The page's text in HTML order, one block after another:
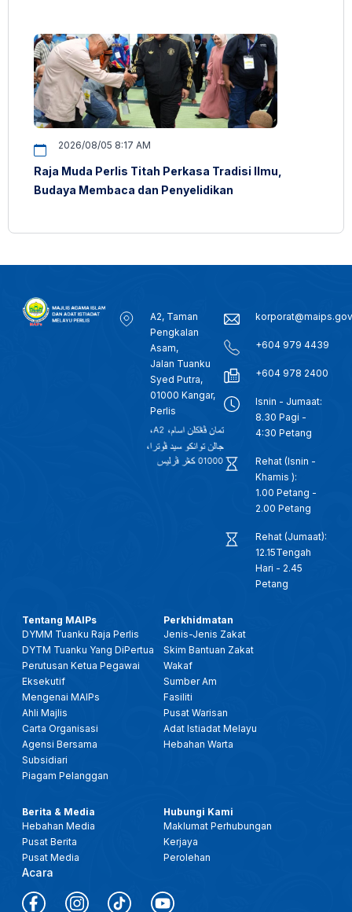
2026/08/05 8:17 AM
Raja Muda Perlis Titah Perkasa Tradisi Ilmu,
Budaya Membaca dan Penyelidikan
A2, Taman
Pengkalan
Asam,
Jalan Tuanku
Syed Putra,
01000 Kangar,
Perlis
+604 979 4439
+604 978 2400
Isnin - Jumaat:
8.30 Pagi -
4:30 Petang
Rehat (Isnin -
Khamis ):
1.00 Petang -
2.00 Petang
Rehat (Jumaat):
12.15Tengah
Hari - 2.45
Petang
Tentang MAIPs
DYMM Tuanku Raja Perlis
DYTM Tuanku Yang DiPertua
Perutusan Ketua Pegawai
Eksekutif
Mengenai MAIPs
Ahli Majlis
Carta Organisasi
Agensi Bersama
Subsidiari
Piagam Pelanggan
Perkhidmatan
Jenis-Jenis Zakat
Skim Bantuan Zakat
Wakaf
Sumber Am
Fasiliti
Pusat Warisan
Adat Istiadat Melayu
Hebahan Warta
Berita & Media
Hebahan Media
Pusat Berita
Pusat Media
Acara
Hubungi Kami
Maklumat Perhubungan
Kerjaya
Perolehan